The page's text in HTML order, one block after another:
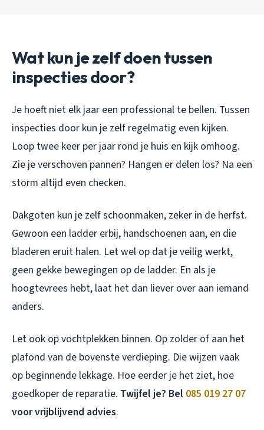
Wat kun je zelf doen tussen
inspecties door?
Je hoeft niet elk jaar een professional te bellen. Tussen
inspecties door kun je zelf regelmatig even kijken.
Loop twee keer per jaar rond je huis en kijk omhoog.
Zie je verschoven pannen? Hangen er delen los? Na een
storm altijd even checken.
Dakgoten kun je zelf schoonmaken, zeker in de herfst.
Gewoon een ladder erbij, handschoenen aan, en die
bladeren eruit halen. Let wel op dat je veilig werkt,
geen gekke bewegingen op de ladder. En als je
hoogtevrees hebt, laat het dan liever over aan iemand
anders.
Let ook op vochtplekken binnen. Op zolder of aan het
plafond van de bovenste verdieping. Die wijzen vaak
op beginnende lekkage. Hoe eerder je het ziet, hoe
goedkoper de reparatie. Twijfel je? Bel 085 019 27 07
voor vrijblijvend advies.